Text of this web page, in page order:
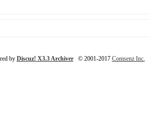
by Discuz! X3.3 Archiver© 2001-2017 Comsenz Inc.